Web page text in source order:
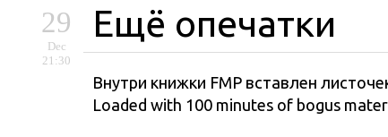
29
Dec
21:30
Ещё опечатки
Внутри книжки FMP вставлен
Loaded with 100 minutes of bogus